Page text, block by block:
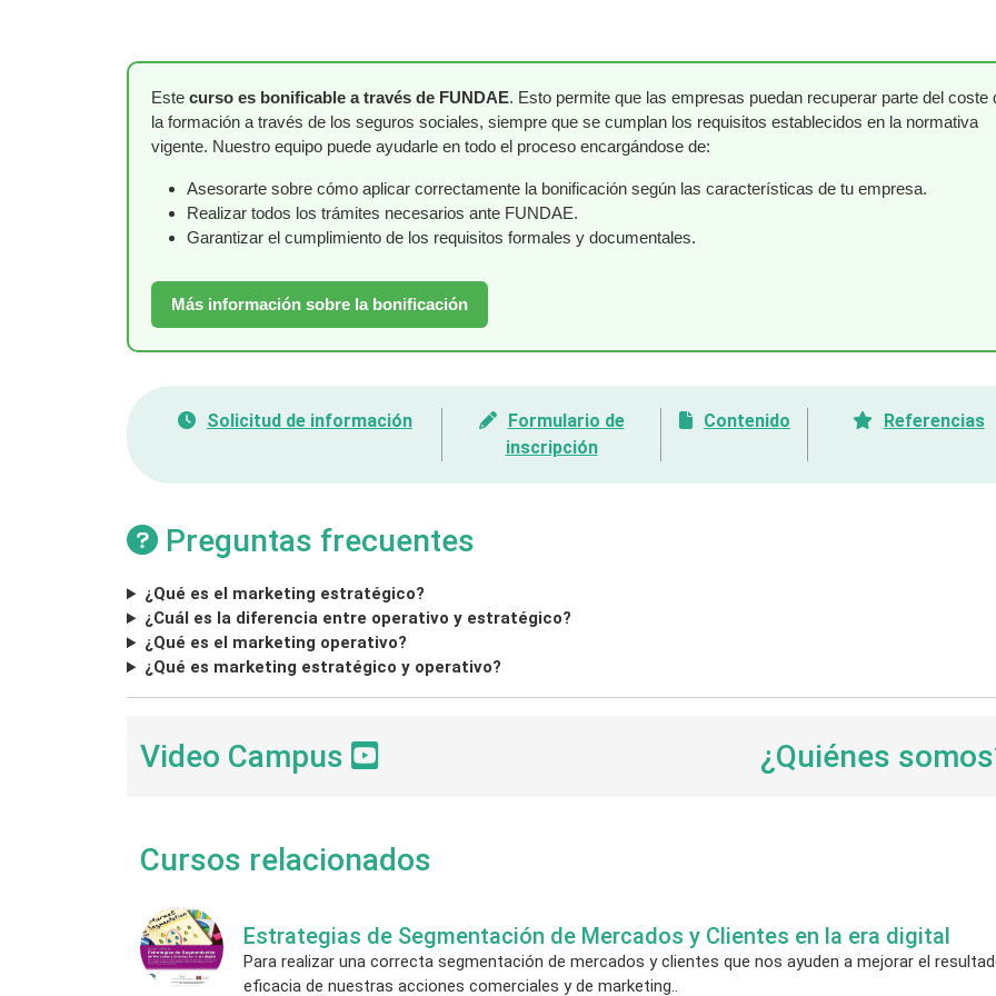
Este curso es bonificable a través de FUNDAE. Esto permite que las empresas puedan recuperar parte del coste
la formación a través de los seguros sociales, siempre que se cumplan los requisitos establecidos en la normativa
vigente. Nuestro equipo puede ayudarle en todo el proceso encargándose de:
Asesorarte sobre cómo aplicar correctamente la bonificación según las características de tu empresa.
Realizar todos los trámites necesarios ante FUNDAE.
Garantizar el cumplimiento de los requisitos formales y documentales.
Más información sobre la bonificación
Solicitud de información
Formulario de
inscripción
Contenido Referencias
Preguntas frecuentes
¿Qué es el marketing estratégico?
¿Cuál es la diferencia entre operativo y estratégico?
¿Qué es el marketing operativo?
¿Qué es marketing estratégico y operativo?
Video Campus ¿Quiénes
Cursos relacionados
Estrategias de Segmentación de Mercados y Clientes en la era digital
Para realizar una correcta segmentación de mercados y clientes que nos ayuden a mejorar el
eficacia de nuestras acciones comerciales y de marketing..